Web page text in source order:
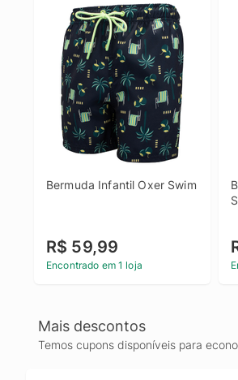
Bermuda Infantil Oxer Swim
R$ 59,99
Encontrado em 1 loja
Mais descontos
Temos cupons disponíveis para